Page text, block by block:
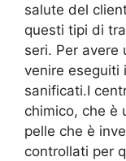
salute del
questi tipi di
seri. Per avere
venire eseguiti
sanificati.I
chimico, che è
pelle che è
controllati per